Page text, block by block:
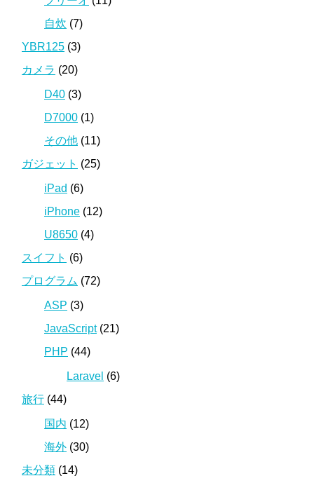
自炊 (7)
YBR125 (3)
カメラ (20)
D40 (3)
D7000 (1)
その他 (11)
ガジェット (25)
iPad (6)
iPhone (12)
U8650 (4)
スイフト (6)
プログラム (72)
ASP (3)
JavaScript(21)
PHP (44)
Laravel (6)
旅行 (44)
国内 (12)
海外 (30)
未分類 (14)